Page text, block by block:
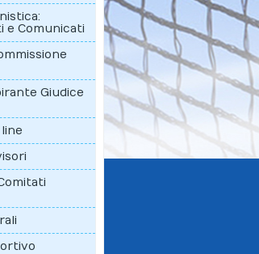
e Comunicati
Giudice